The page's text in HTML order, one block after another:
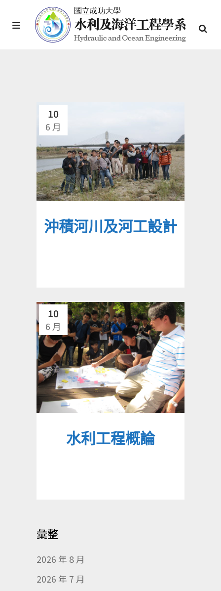
10
6 月
沖積河川及河工設計
10
6 月
水利工程概論
彙整
2026 年 8 月
2026 年 7 月